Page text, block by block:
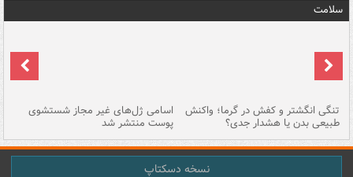
سلامت
تنگی انگشتر و کفش در گرما؛ واکنش
طبیعی بدن یا هشدار جدی؟
اسامی ژل‌های غیر مجاز شستشوی
پوست منتشر شد
نسخه دسکتاپ